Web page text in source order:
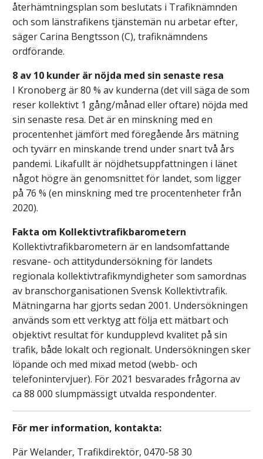
återhämtningsplan som beslutats i Trafiknämnden
och som länstrafikens tjänstemän nu arbetar efter,
säger Carina Bengtsson (C), trafiknämndens
ordförande.
8 av 10 kunder är nöjda med sin senaste resa
I Kronoberg är 80 % av kunderna (det vill säga de som
reser kollektivt 1 gång/månad eller oftare) nöjda med
sin senaste resa. Det är en minskning med en
procentenhet jämfört med föregående års mätning
och tyvärr en minskande trend under snart två års
pandemi. Likafullt är nöjdhetsuppfattningen i länet
något högre än genomsnittet för landet, som ligger
på 76 % (en minskning med tre procentenheter från
2020).
Fakta om Kollektivtrafikbarometern
Kollektivtrafikbarometern är en landsomfattande
resvane- och attitydundersökning för landets
regionala kollektivtrafikmyndigheter som samordnas
av branschorganisationen Svensk Kollektivtrafik.
Mätningarna har gjorts sedan 2001. Undersökningen
används som ett verktyg att följa ett mätbart och
objektivt resultat för kundupplevd kvalitet på sin
trafik, både lokalt och regionalt. Undersökningen sker
löpande och med mixad metod (webb- och
telefonintervjuer). För 2021 besvarades frågorna av
ca 88 000 slumpmässigt utvalda respondenter.
För mer information, kontakta:
Pär Welander, Trafikdirektör, 0470-58 30